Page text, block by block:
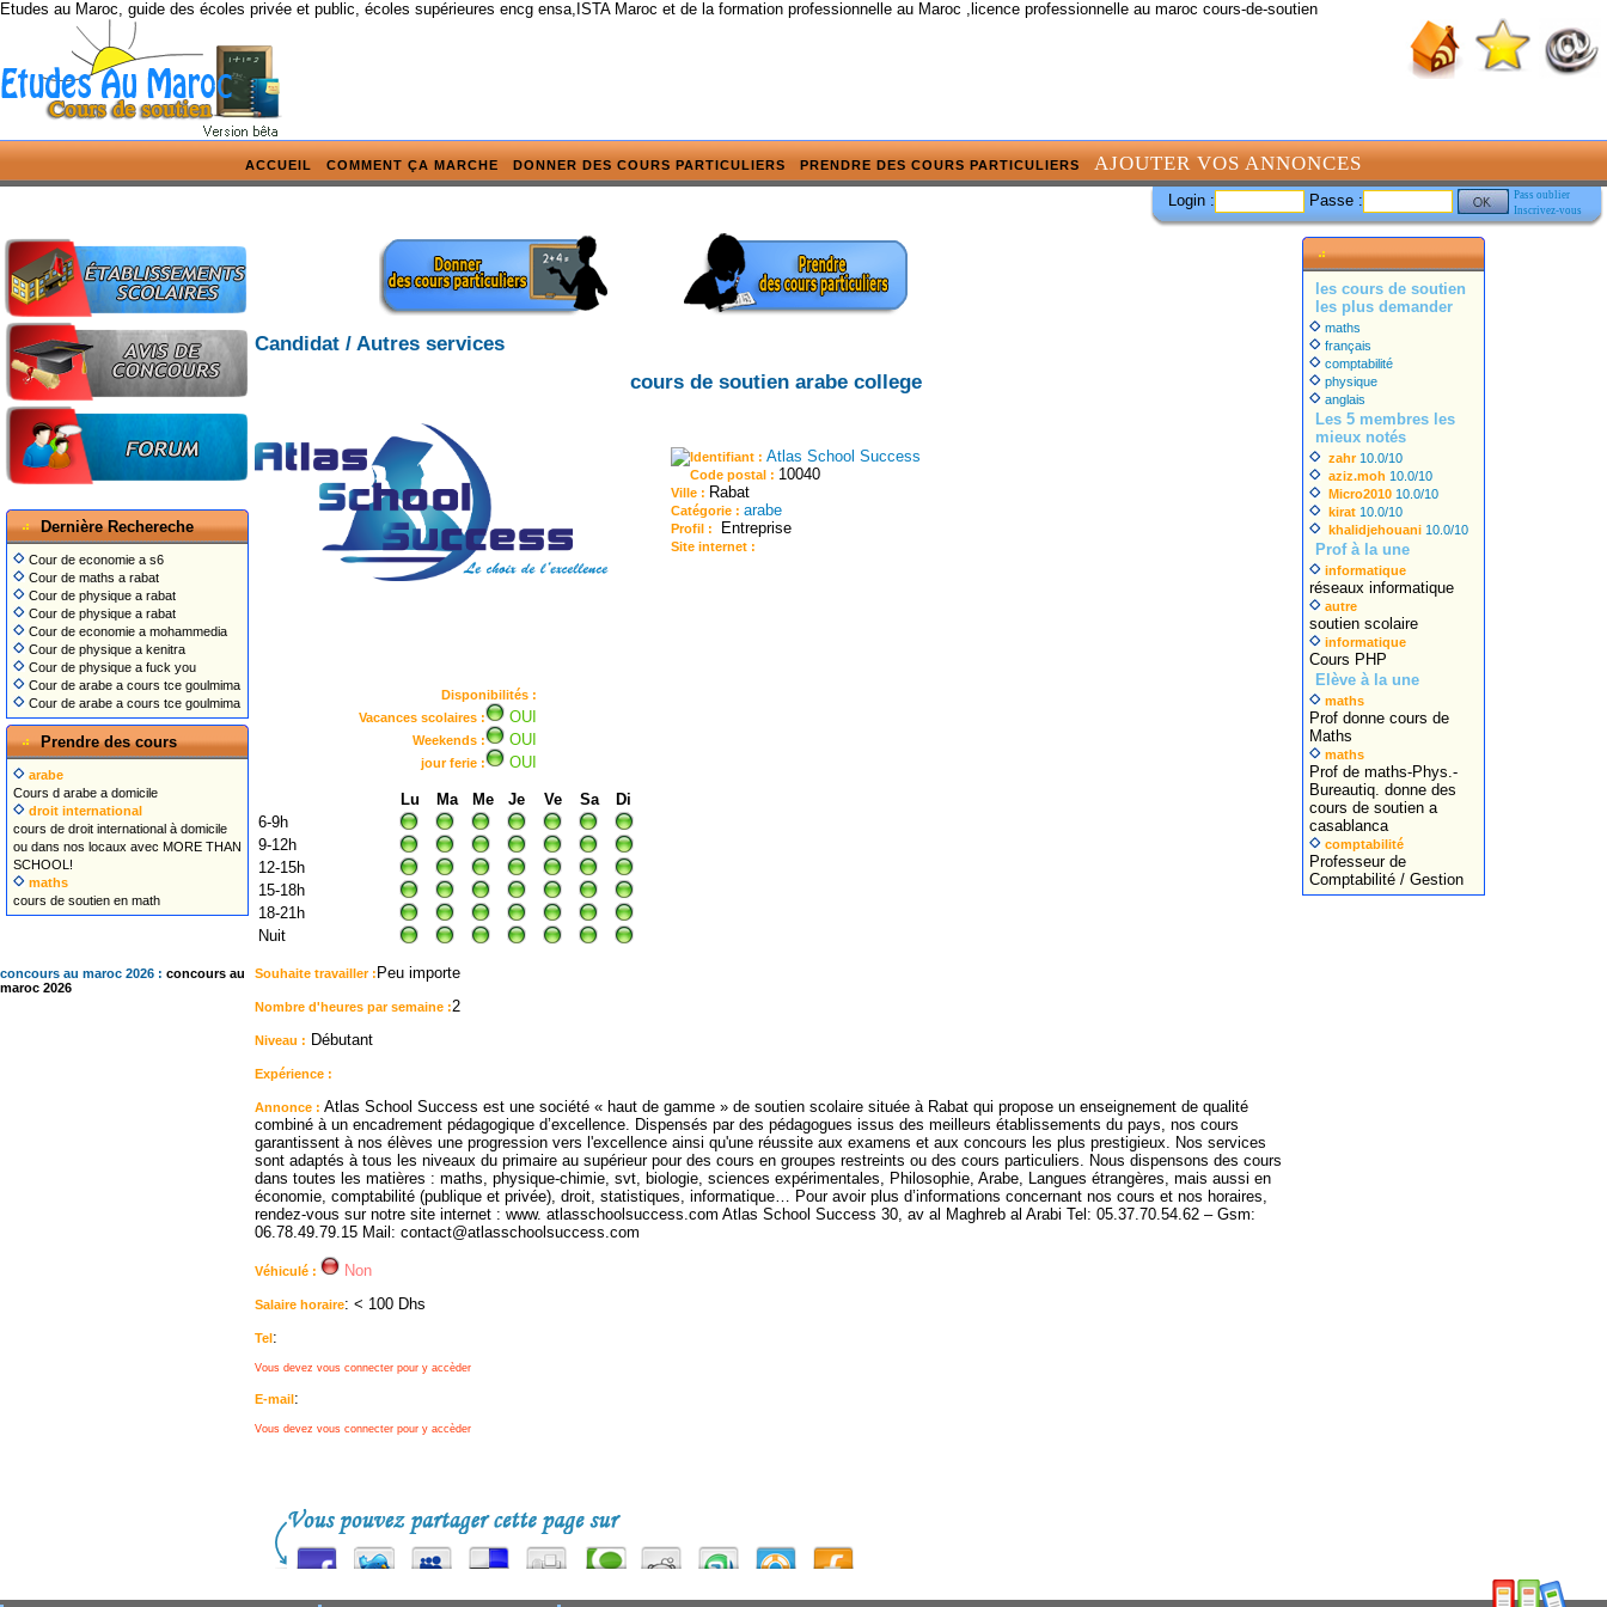
Etudes au Maroc, guide des écoles privée et public, écoles supérieures encg ensa,ISTA Maroc et de la formation professionnelle au Maroc ,licence professionnelle au maroc cours-de-soutien
ACCUEIL COMMENT ÇA MARCHE DONNER DES COURS PARTICULIERS PRENDRE DES COURS PARTICULIERS AJOUTER VOS ANNONCES
Login : Passe :
Pass oublier
Inscrivez-vous
Dernière Rechereche
Cour de economie a s6
Cour de maths a rabat
Cour de physique a rabat
Cour de physique a rabat
Cour de economie a mohammedia
Cour de physique a kenitra
Cour de physique a fuck you
Cour de arabe a cours tce goulmima
Cour de arabe a cours tce goulmima
Prendre des cours
arabe
Cours d arabe a domicile
droit international
cours de droit international à domicile
ou dans nos locaux avec MORE THAN
SCHOOL!
maths
cours de soutien en math
concours au maroc 2026 : concours au
maroc 2026
Candidat / Autres services
cours de soutien arabe college
Identifiant :Atlas School Success
Code postal : 10040
Ville : Rabat
Catégorie :arabe
Profil : Entreprise
Site internet :
Disponibilités :
Vacances scolaires :
OUI
Weekends : OUI
jour ferie : OUI
Lu Ma Me Je Ve Sa
Di
6-9h
9-12h
12-15h
15-18h
18-21h
Nuit
Souhaite travailler : Peu importe
Nombre d'heures par semaine :2
Niveau : Débutant
Expérience :
Annonce : Atlas School Success est une société « haut de gamme » de soutien scolaire située à Rabat qui propose un enseignement de qualité
combiné à un encadrement pédagogique d’excellence. Dispensés par des pédagogues issus des meilleurs établissements du pays, nos cours
garantissent à nos élèves une progression vers l'excellence ainsi qu'une réussite aux examens et aux concours les plus prestigieux. Nos services
sont adaptés à tous les niveaux du primaire au supérieur pour des cours en groupes restreints ou des cours particuliers. Nous dispensons des cours
dans toutes les matières : maths, physique-chimie, svt, biologie, sciences expérimentales, Philosophie, Arabe, Langues étrangères, mais aussi en
économie, comptabilité (publique et privée), droit, statistiques, informatique… Pour avoir plus d’informations concernant nos cours et nos horaires,
rendez-vous sur notre site internet : www. atlasschoolsuccess.com Atlas School Success 30, av al Maghreb al Arabi Tel: 05.37.70.54.62 – Gsm:
06.78.49.79.15 Mail: contact@atlasschoolsuccess.com
Véhiculé : Non
Salaire horaire: < 100 Dhs
Tel :
Vous devez vous connecter pour y accèder
E-mail :
Vous devez vous connecter pour y accèder
les cours de soutien
les plus demander
maths
français
comptabilité
physique
anglais
Les 5 membres les
mieux notés
zahr 10.0/10
aziz.moh 10.0/10
Micro2010 10.0/10
kirat 10.0/10
khalidjehouani 10.0/10
Prof à la une
informatique
réseaux informatique
autre
soutien scolaire
informatique
Cours PHP
Elève à la une
maths
Prof donne cours de
Maths
maths
Prof de maths-Phys.-
Bureautiq. donne des
cours de soutien a
casablanca
comptabilité
Professeur de
Comptabilité / Gestion